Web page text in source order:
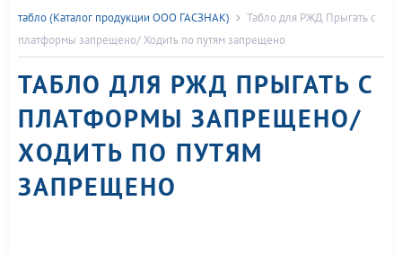
табло (Каталог продукции ООО ГАСЗНАК)
Табло для РЖД Прыгать с
платформы запрещено/ Ходить по путям запрещено
ТАБЛО ДЛЯ РЖД ПРЫГАТЬ С
ПЛАТФОРМЫ ЗАПРЕЩЕНО/
ХОДИТЬ ПО ПУТЯМ
ЗАПРЕЩЕНО